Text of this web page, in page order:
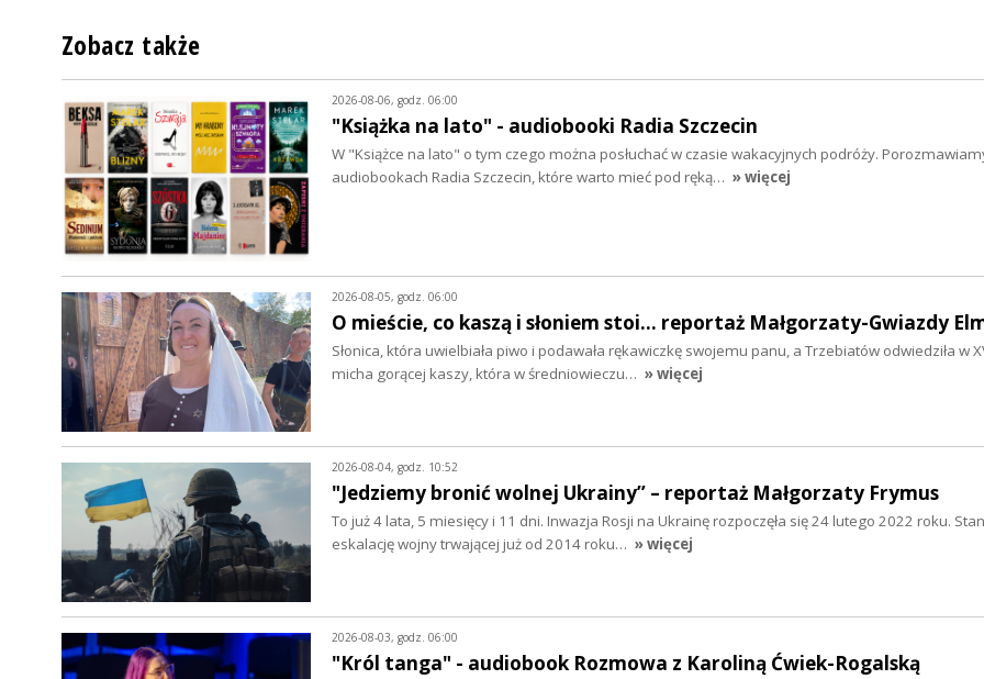
Zobacz także
2026-08-06, godz. 06:00
"Książka na lato" - audiobooki Radia Szczecin
W "Książce na lato" o tym czego można posłuchać w czasie wakacyjnych podróży.
audiobookach Radia Szczecin, które warto mieć pod ręką… » więcej
2026-08-05, godz. 06:00
O mieście, co kaszą i słoniem stoi... reportaż Małgorzaty-Gwiazdy
Słonica, która uwielbiała piwo i podawała rękawiczkę swojemu panu, a Trzebiatów odwiedziła w
micha gorącej kaszy, która w średniowieczu… » więcej
2026-08-04, godz. 10:52
"Jedziemy bronić wolnej Ukrainy” – reportaż Małgorzaty Frymus
To już 4 lata, 5 miesięcy i 11 dni. Inwazja Rosji na Ukrainę rozpoczęła się 24 lutego 2022 roku.
eskalację wojny trwającej już od 2014 roku… » więcej
2026-08-03, godz. 06:00
"Król tanga" - audiobook Rozmowa z Karoliną Ćwiek-Rogalską